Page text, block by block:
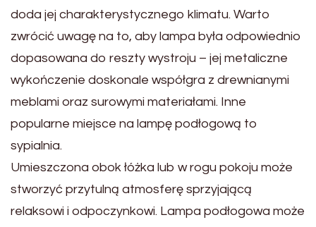
doda jej charakterystycznego klimatu. Warto
zwrócić uwagę na to, aby lampa była odpowiednio
dopasowana do reszty wystroju – jej metaliczne
wykończenie doskonale współgra z drewnianymi
meblami oraz surowymi materiałami. Inne
popularne miejsce na lampę podłogową to
sypialnia.
Umieszczona obok łóżka lub w rogu pokoju może
stworzyć przytulną atmosferę sprzyjającą
relaksowi i odpoczynkowi. Lampa podłogowa może